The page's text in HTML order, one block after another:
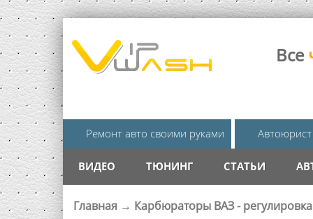
Все
Ремонт авто своими руками Автоюрист
ВИДЕО ТЮНИНГ СТАТЬИ
Главная → Карбюраторы ВАЗ - регулировка